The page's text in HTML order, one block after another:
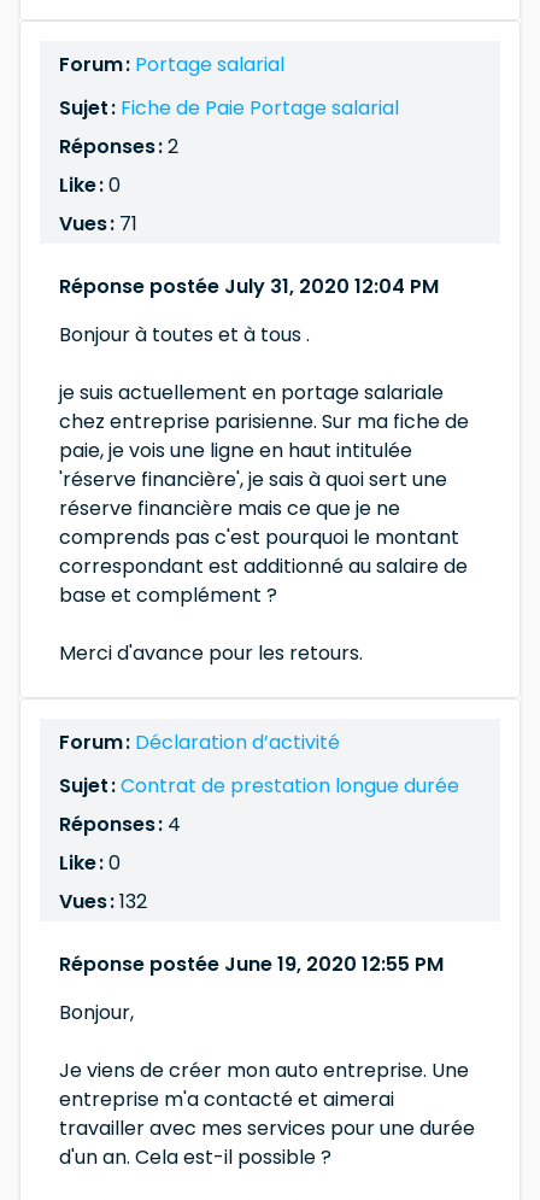
Forum : Portage salarial
Sujet : Fiche de Paie Portage salarial
Réponses :2
Like :0
Vues : 71
Réponse postée July 31, 2020 12:04 PM
Bonjour à toutes et à tous .
je suis actuellement en portage salariale
chez entreprise parisienne. Sur ma fiche de
paie, je vois une ligne en haut intitulée
'réserve financière', je sais à quoi sert une
réserve financière mais ce que je ne
comprends pas c'est pourquoi le montant
correspondant est additionné au salaire de
base et complément ?
Merci d'avance pour les retours.
Forum : Déclaration d’activité
Sujet :Contrat de prestation longue durée
Réponses : 4
Like :0
Vues :132
Réponse postée June 19, 2020 12:55 PM
Bonjour,
Je viens de créer mon auto entreprise. Une
entreprise m'a contacté et aimerai
travailler avec mes services pour une durée
d'un an. Cela est-il possible ?